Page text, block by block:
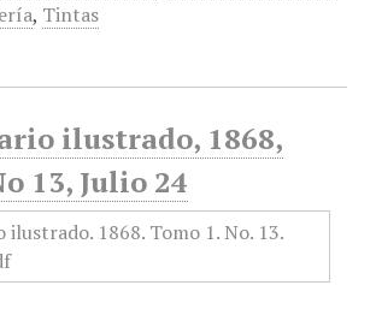
, Tintas
ilustrado, 1868,
13, Julio 24